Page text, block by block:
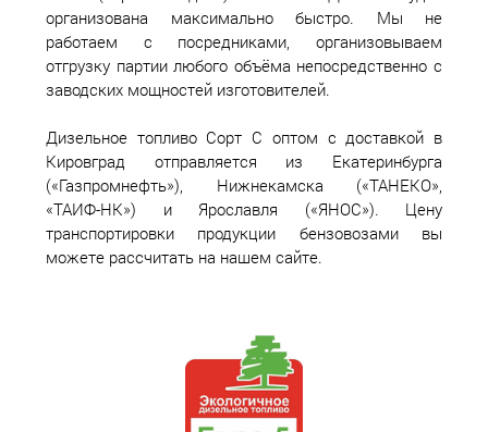
организована максимально быстро. Мы не
работаем с посредниками, организовываем
отгрузку партии любого объёма непосредственно с
заводских мощностей изготовителей.
Дизельное топливо Сорт С оптом с доставкой в
Кировград отправляется из Екатеринбурга
(«Газпромнефть»), Нижнекамска («ТАНЕКО»,
«ТАИФ-НК») и Ярославля («ЯНОС»). Цену
транспортировки продукции бензовозами вы
можете рассчитать на нашем сайте.